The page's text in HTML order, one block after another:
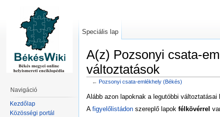
A(z) Pozsonyi csata-
változtatások
← Pozsonyi csata-emlékhely (Békés)
Alább azon lapoknak a legutóbbi
A figyelőlistádon szereplő lapok félkövérrel
Speciális lap
Navigáció
Kezdőlap
Közösségi portál